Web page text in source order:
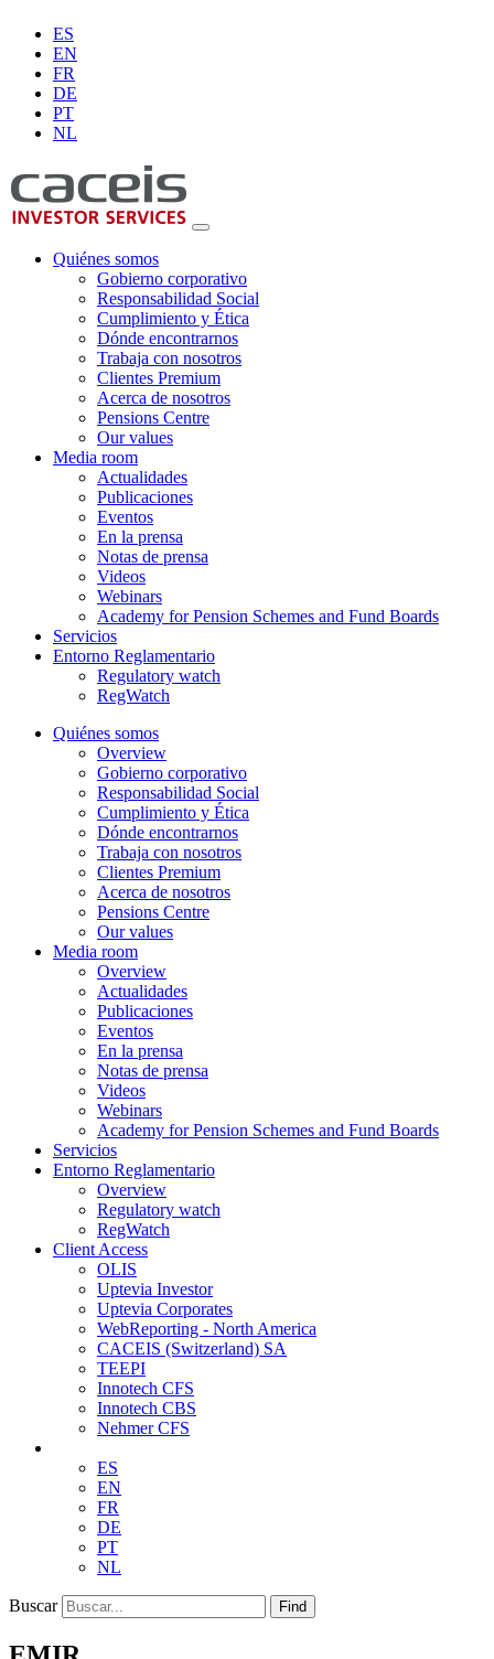
ES
EN
FR
DE
PT
NL
Quiénes somos
Gobierno corporativo
Responsabilidad Social
Cumplimiento y Ética
Dónde encontrarnos
Trabaja con nosotros
Clientes Premium
Acerca de nosotros
Pensions Centre
Our values
Media room
Actualidades
Publicaciones
Eventos
En la prensa
Notas de prensa
Videos
Webinars
Academy for Pension Schemes and Fund Boards
Servicios
Entorno Reglamentario
Regulatory watch
RegWatch
Quiénes somos
Overview
Gobierno corporativo
Responsabilidad Social
Cumplimiento y Ética
Dónde encontrarnos
Trabaja con nosotros
Clientes Premium
Acerca de nosotros
Pensions Centre
Our values
Media room
Overview
Actualidades
Publicaciones
Eventos
En la prensa
Notas de prensa
Videos
Webinars
Academy for Pension Schemes and Fund Boards
Servicios
Entorno Reglamentario
Overview
Regulatory watch
RegWatch
Client Access
OLIS
Uptevia Investor
Uptevia Corporates
WebReporting - North America
CACEIS (Switzerland) SA
TEEPI
Innotech CFS
Innotech CBS
Nehmer CFS
ES
EN
FR
DE
PT
NL
Buscar Find